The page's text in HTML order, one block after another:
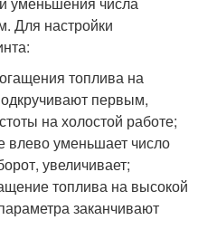
Для настройки
топлива на
первым,
на холостой работе;
влево уменьшает число
увеличивает;
топлива на высокой
заканчивают